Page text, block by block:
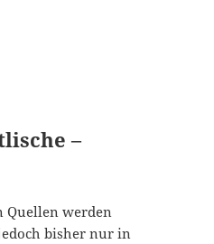
–
Quellen werden
bisher nur in